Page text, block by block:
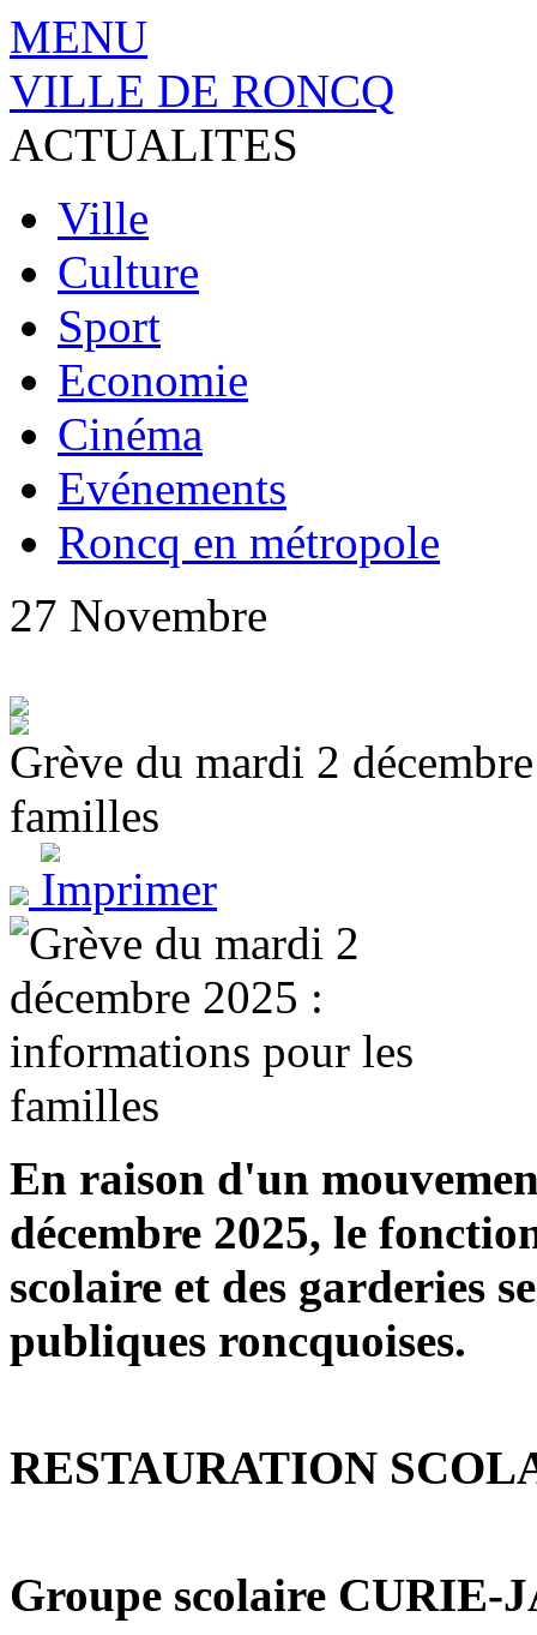
MENU
VILLE DE RONCQ
ACTUALITES
Ville
Culture
Sport
Economie
Cinéma
Evénements
Roncq en métropole
27 Novembre
Grève du mardi 2
familles
En raison d'un
décembre 2025, le
scolaire et des garderies
publiques roncquoises.
RESTAURATION
Groupe scolaire CURIE-